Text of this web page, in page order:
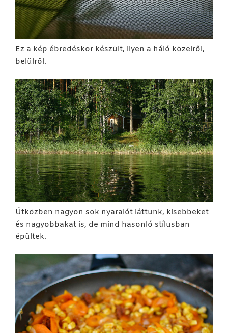
Ez a kép ébredéskor készült, ilyen a háló közelről,
belülről.
Útközben nagyon sok nyaralót láttunk, kisebbeket
és nagyobbakat is, de mind hasonló stílusban
épültek.